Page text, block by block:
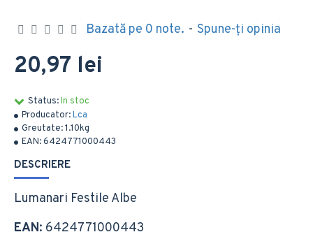
Status:In stoc
Producator:Lca
Greutate:1.10kg
EAN:6424771000443
Bazată pe 0 note. - Spune-ţi opinia
20,97 lei
DESCRIERE
Lumanari Festile Albe
EAN: 6424771000443